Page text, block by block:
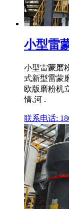
小型雷
小型雷蒙磨
式新型雷蒙
欧版磨粉机
情,河 .
联系电话: